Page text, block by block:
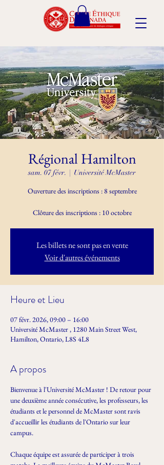
Régional Hamilton
sam. 07 févr.
  |
Université McMaster
Ouverture des inscriptions : 8 septembre
Clôture des inscriptions : 10 octobre
Les billets ne sont pas en vente
Voir d'autres événements
Heure et Lieu
07 févr. 2026, 09:00 – 16:00
Université McMaster , 1280 Main Street West,
Hamilton, Ontario, L8S 4L8
A propos
Bienvenue à l'Université McMaster ! De retour pour
une deuxième année consécutive, les professeurs, les
étudiants et le personnel de McMaster sont ravis
d'accueillir les étudiants de l'Ontario sur leur
campus.
Chaque équipe est assurée de participer à trois